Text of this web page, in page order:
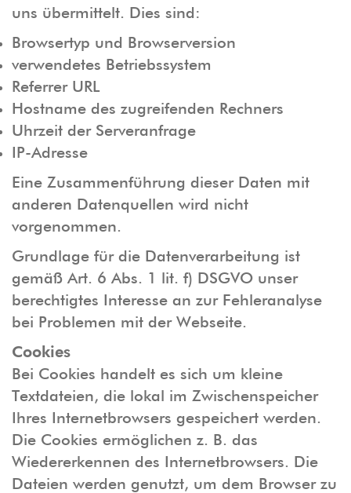
uns übermittelt. Dies sind:
Browsertyp und Browserversion
verwendetes Betriebssystem
Referrer URL
Hostname des zugreifenden Rechners
Uhrzeit der Serveranfrage
IP-Adresse
Eine Zusammenführung dieser Daten mit
anderen Datenquellen wird nicht
vorgenommen.
Grundlage für die Datenverarbeitung ist
gemäß Art. 6 Abs. 1 lit. f) DSGVO unser
berechtigtes Interesse an zur Fehleranalyse
bei Problemen mit der Webseite.
Cookies
Bei Cookies handelt es sich um kleine
Textdateien, die lokal im Zwischenspeicher
Ihres Internetbrowsers gespeichert werden.
Die Cookies ermöglichen z. B. das
Wiedererkennen des Internetbrowsers. Die
Dateien werden genutzt, um dem Browser zu